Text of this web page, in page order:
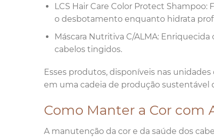
LCS Hair Care Color Protect
o desbotamento enquanto hidrata
Máscara Nutritiva C/ALMA:
cabelos tingidos.
Esses produtos, disponíveis nas
em uma cadeia de produção
Como Manter a Cor com
A manutenção da cor e da saúde dos